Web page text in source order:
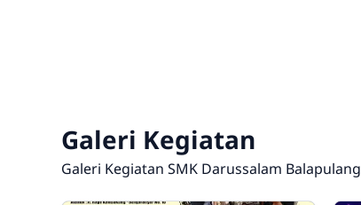
Galeri Kegiatan
Galeri Kegiatan SMK Darussalam Balapulang